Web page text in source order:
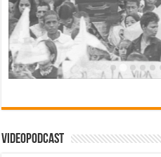
Videopodcast